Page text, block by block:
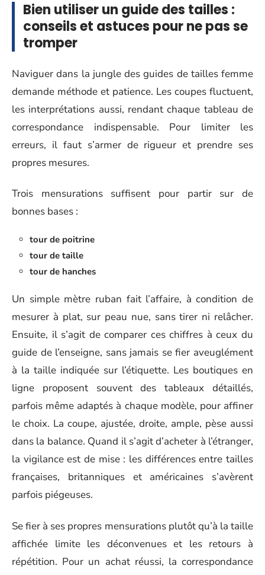
Bien utiliser un guide des tailles :
conseils et astuces pour ne pas se
tromper
Naviguer dans la jungle des guides de tailles femme
demande méthode et patience. Les coupes fluctuent,
les interprétations aussi, rendant chaque tableau de
correspondance indispensable. Pour limiter les
erreurs, il faut s’armer de rigueur et prendre ses
propres mesures.
Trois mensurations suffisent pour partir sur de
bonnes bases :
tour de poitrine
tour de taille
tour de hanches
Un simple mètre ruban fait l’affaire, à condition de
mesurer à plat, sur peau nue, sans tirer ni relâcher.
Ensuite, il s’agit de comparer ces chiffres à ceux du
guide de l’enseigne, sans jamais se fier aveuglément
à la taille indiquée sur l’étiquette. Les boutiques en
ligne proposent souvent des tableaux détaillés,
parfois même adaptés à chaque modèle, pour affiner
le choix. La coupe, ajustée, droite, ample, pèse aussi
dans la balance. Quand il s’agit d’acheter à l’étranger,
la vigilance est de mise : les différences entre tailles
françaises, britanniques et américaines s’avèrent
parfois piégeuses.
Se fier à ses propres mensurations plutôt qu’à la taille
affichée limite les déconvenues et les retours à
répétition. Pour un achat réussi, la correspondance